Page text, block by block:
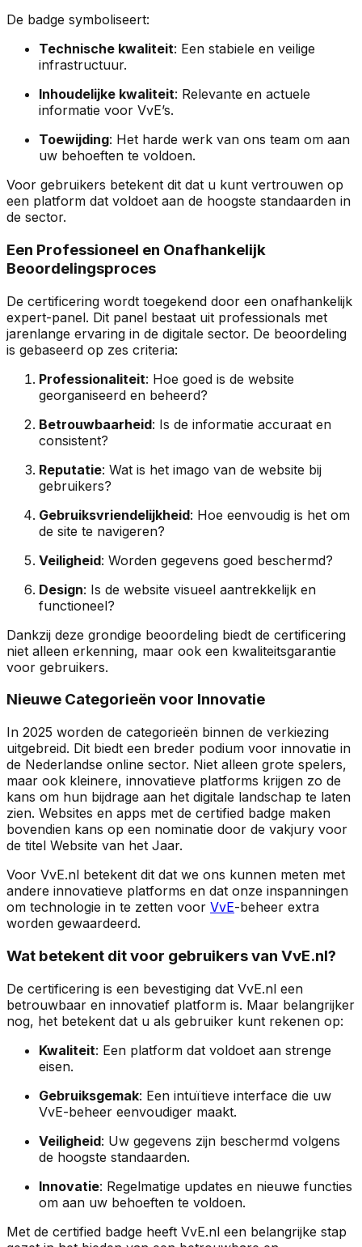
De badge symboliseert:
Technische kwaliteit: Een stabiele en veilige
infrastructuur.
Inhoudelijke kwaliteit: Relevante en actuele
informatie voor VvE’s.
Toewijding: Het harde werk van ons team om aan
uw behoeften te voldoen.
Voor gebruikers betekent dit dat u kunt vertrouwen op
een platform dat voldoet aan de hoogste standaarden in
de sector.
Een Professioneel en Onafhankelijk
Beoordelingsproces
De certificering wordt toegekend door een onafhankelijk
expert-panel. Dit panel bestaat uit professionals met
jarenlange ervaring in de digitale sector. De beoordeling
is gebaseerd op zes criteria:
Professionaliteit: Hoe goed is de website
georganiseerd en beheerd?
Betrouwbaarheid: Is de informatie accuraat en
consistent?
Reputatie: Wat is het imago van de website bij
gebruikers?
Gebruiksvriendelijkheid: Hoe eenvoudig is het om
de site te navigeren?
Veiligheid: Worden gegevens goed beschermd?
Design: Is de website visueel aantrekkelijk en
functioneel?
Dankzij deze grondige beoordeling biedt de certificering
niet alleen erkenning, maar ook een kwaliteitsgarantie
voor gebruikers.
Nieuwe Categorieën voor Innovatie
In 2025 worden de categorieën binnen de verkiezing
uitgebreid. Dit biedt een breder podium voor innovatie in
de Nederlandse online sector. Niet alleen grote spelers,
maar ook kleinere, innovatieve platforms krijgen zo de
kans om hun bijdrage aan het digitale landschap te laten
zien. Websites en apps met de certified badge maken
bovendien kans op een nominatie door de vakjury voor
de titel Website van het Jaar.
Voor VvE.nl betekent dit dat we ons kunnen meten met
andere innovatieve platforms en dat onze inspanningen
om technologie in te zetten voor VvE-beheer extra
worden gewaardeerd.
Wat betekent dit voor gebruikers van VvE.nl?
De certificering is een bevestiging dat VvE.nl een
betrouwbaar en innovatief platform is. Maar belangrijker
nog, het betekent dat u als gebruiker kunt rekenen op:
Kwaliteit: Een platform dat voldoet aan strenge
eisen.
Gebruiksgemak: Een intuïtieve interface die uw
VvE-beheer eenvoudiger maakt.
Veiligheid: Uw gegevens zijn beschermd volgens
de hoogste standaarden.
Innovatie: Regelmatige updates en nieuwe functies
om aan uw behoeften te voldoen.
Met de certified badge heeft VvE.nl een belangrijke stap